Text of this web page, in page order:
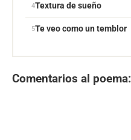
Textura de sueño
Te veo como un temblor
Comentarios al poema: